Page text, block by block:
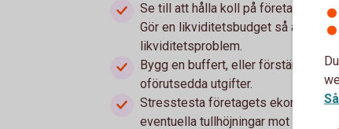
Se till att hålla koll på företagets
Gör en likviditetsbudget så att du
likviditetsproblem.
Bygg en buffert, eller förstärk den
oförutsedda utgifter.
Stresstesta företagets ekonomi.
eventuella tullhöjningar mot